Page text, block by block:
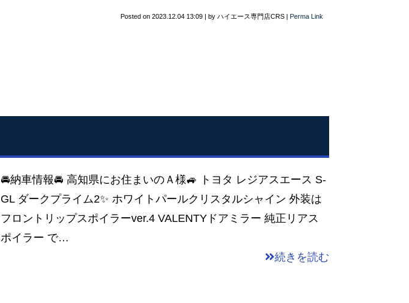
Posted on 2023.12.04 13:09 | by ハイエース専門店CRS | Perma Link
🚘納車情報🚘 高知県にお住まいのＡ様🚙 トヨタ レジアスエース S-
GL ダークプライム2✨ ホワイトパールクリスタルシャイン 外装は
フロントリップスポイラーver.4 VALENTYドアミラー 純正リアス
ポイラー で…
続きを読む